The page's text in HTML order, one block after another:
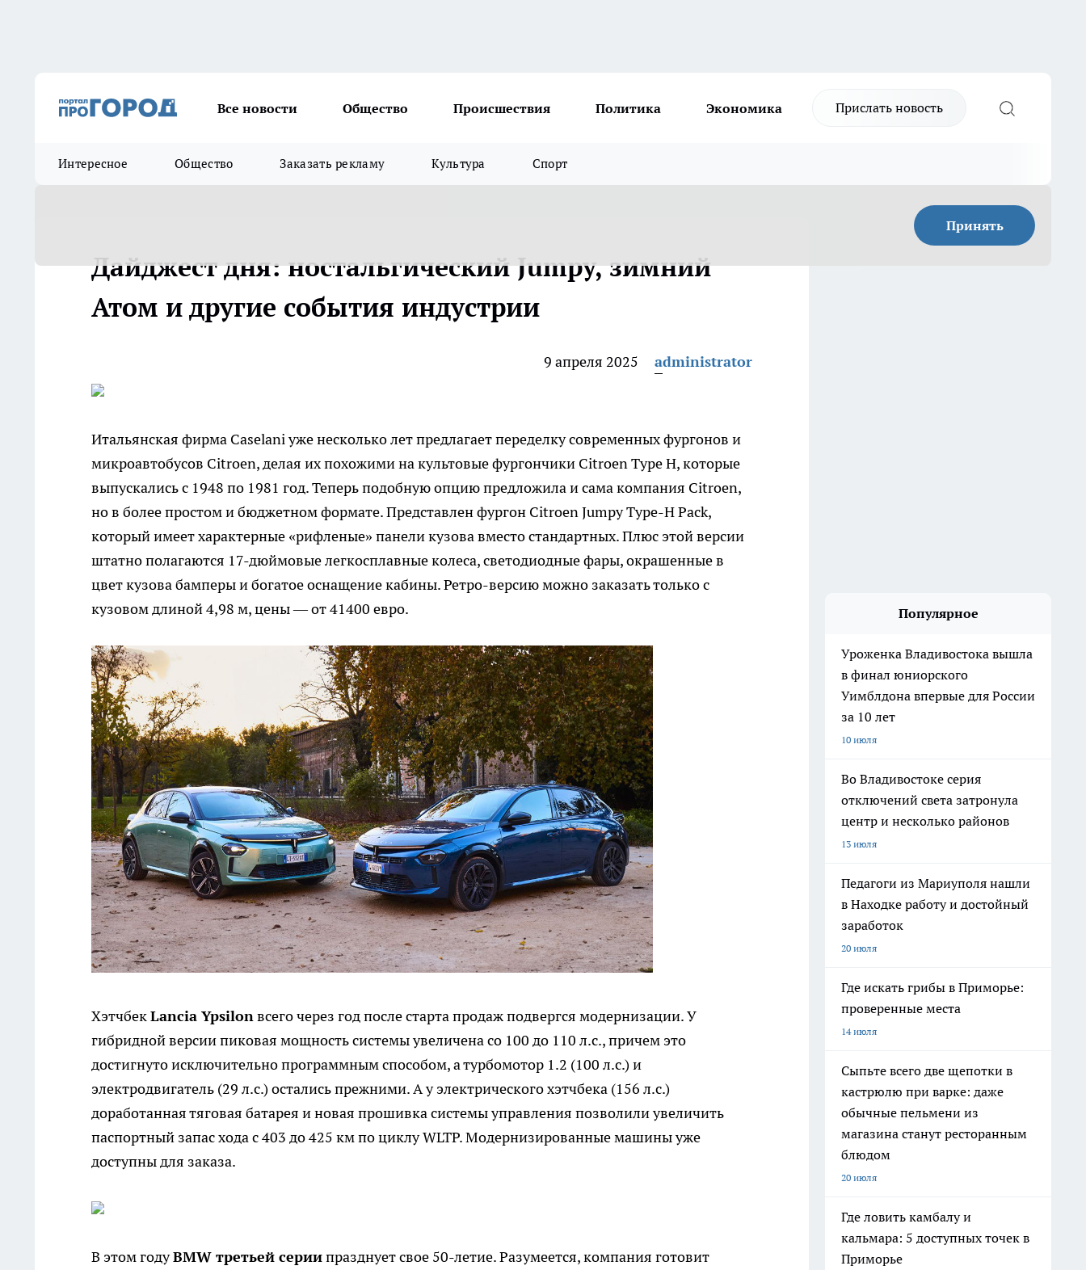
Все новости Общество Происшествия Политика Экономика Прислать новость
Интересное Общество Заказать рекламу Культура Спорт
Принять
Дайджест дня: ностальгический Jumpy, зимний
Атом и другие события индустрии
9 апреля 2025 administrator
Итальянская фирма Caselani уже несколько лет предлагает переделку современных фургонов и
микроавтобусов Citroen, делая их похожими на культовые фургончики Citroen Type H, которые
выпускались с 1948 по 1981 год. Теперь подобную опцию предложила и сама компания Citroen,
но в более простом и бюджетном формате. Представлен фургон Citroen Jumpy Type-H Pack,
который имеет характерные «рифленые» панели кузова вместо стандартных. Плюс этой версии
штатно полагаются 17-дюймовые легкосплавные колеса, светодиодные фары, окрашенные в
цвет кузова бамперы и богатое оснащение кабины. Ретро-версию можно заказать только с
кузовом длиной 4,98 м, цены — от 41400 евро.
ХэтчбекLancia Ypsilonвсего через год после старта продаж подвергся модернизации. У
гибридной версии пиковая мощность системы увеличена со 100 до 110 л.с., причем это
достигнуто исключительно программным способом, а турбомотор 1.2 (100 л.с.) и
электродвигатель (29 л.с.) остались прежними. А у электрического хэтчбека (156 л.с.)
доработанная тяговая батарея и новая прошивка системы управления позволили увеличить
паспортный запас хода с 403 до 425 км по циклу WLTP. Модернизированные машины уже
доступны для заказа.
В этом годуBMW третьей сериипразднует свое 50-летие. Разумеется, компания готовит
Популярное
Уроженка Владивостока вышла
в финал юниорского
Уимблдона впервые для России
за 10 лет
10 июля
Во Владивостоке серия
отключений света затронула
центр и несколько районов
13 июля
Педагоги из Мариуполя нашли
в Находке работу и достойный
заработок
20 июля
Где искать грибы в Приморье:
проверенные места
14 июля
Сыпьте всего две щепотки в
кастрюлю при варке: даже
обычные пельмени из
магазина станут ресторанным
блюдом
20 июля
Где ловить камбалу и
кальмара: 5 доступных точек в
Приморье